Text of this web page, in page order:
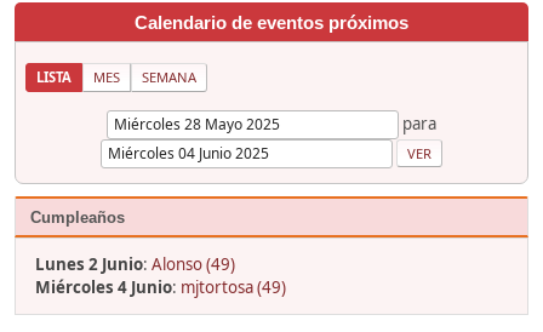
Calendario de eventos próximos
LISTA MES SEMANA
para
Cumpleaños
Lunes 2 Junio: Alonso (49)
Miércoles 4 Junio: mjtortosa (49)